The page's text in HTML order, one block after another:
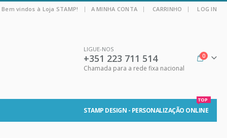
Bem vindos à Loja STAMP! | A MINHA CONTA CARRINHO LOG IN
LIGUE-NOS
+351 223 711 514
Chamada para a rede fixa nacional
0
STAMP DESIGN - PERSONALIZAÇÃO ONLINE
TOP